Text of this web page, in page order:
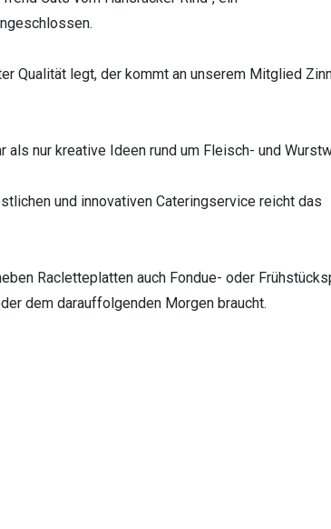
Qualität legt, der kommt an unserem Mitglied
nur kreative Ideen rund um Fleisch- und
und innovativen Cateringservice reicht das
Racletteplatten auch Fondue- oder
dem darauffolgenden Morgen braucht.